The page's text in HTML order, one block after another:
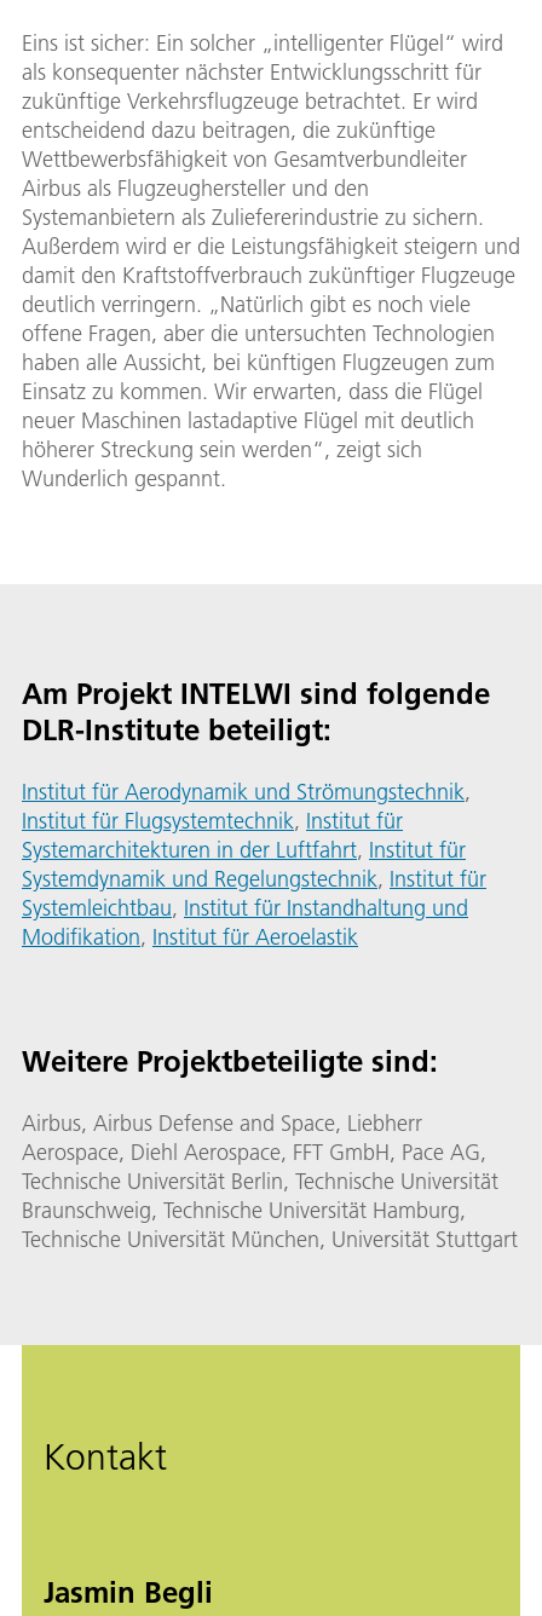
Eins ist sicher: Ein solcher „intelligenter Flügel“ wird
als konsequenter nächster Entwicklungsschritt für
zukünftige Verkehrsflugzeuge betrachtet. Er wird
entscheidend dazu beitragen, die zukünftige
Wettbewerbsfähigkeit von Gesamtverbundleiter
Airbus als Flugzeughersteller und den
Systemanbietern als Zuliefererindustrie zu sichern.
Außerdem wird er die Leistungsfähigkeit steigern und
damit den Kraftstoffverbrauch zukünftiger Flugzeuge
deutlich verringern. „Natürlich gibt es noch viele
offene Fragen, aber die untersuchten Technologien
haben alle Aussicht, bei künftigen Flugzeugen zum
Einsatz zu kommen. Wir erwarten, dass die Flügel
neuer Maschinen lastadaptive Flügel mit deutlich
höherer Streckung sein werden“, zeigt sich
Wunderlich gespannt.
Am Projekt INTELWI sind folgende
DLR-Institute beteiligt:
Institut für Aerodynamik und Strömungstechnik,
Institut für Flugsystemtechnik, Institut für
Systemarchitekturen in der Luftfahrt, Institut für
Systemdynamik und Regelungstechnik, Institut für
Systemleichtbau, Institut für Instandhaltung und
Modifikation, Institut für Aeroelastik
Weitere Projektbeteiligte sind:
Airbus, Airbus Defense and Space, Liebherr
Aerospace, Diehl Aerospace, FFT GmbH, Pace AG,
Technische Universität Berlin, Technische Universität
Braunschweig, Technische Universität Hamburg,
Technische Universität München, Universität Stuttgart
Kontakt
Jasmin Begli